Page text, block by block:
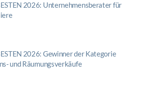
2026: Unternehmensberater für
2026: Gewinner der Kategorie
und Räumungsverkäufe